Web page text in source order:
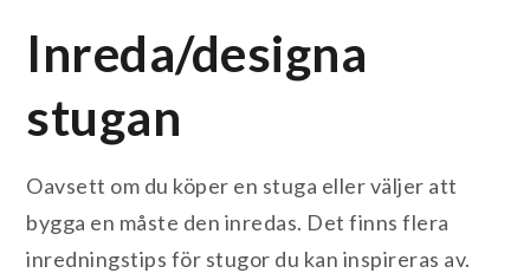
Inreda/designa
stugan
Oavsett om du köper en stuga eller väljer att
bygga en måste den inredas. Det finns flera
inredningstips för stugor du kan inspireras av.